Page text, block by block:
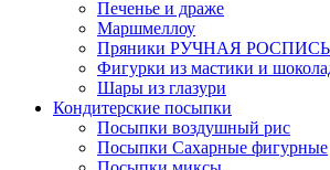
Печенье и драже
Маршмеллоу
Пряники РУЧНАЯ РОСПИСЬ
Фигурки из мастики и
Шары из глазури
Кондитерские посыпки
Посыпки воздушный рис
Посыпки Сахарные фигурные